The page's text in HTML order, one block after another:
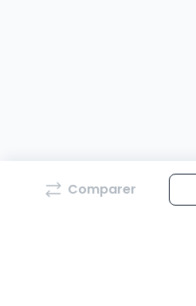
Comparer